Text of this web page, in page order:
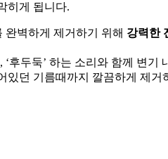
히게 됩니다.
벽하게 제거하기 위해 강력한
후두둑’ 하는 소리와 함께 변기
있던 기름때까지 깔끔하게 제거